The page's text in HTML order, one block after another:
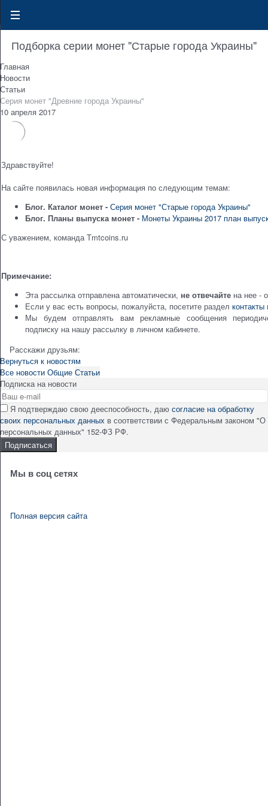
Подборка серии монет "Старые города Украины"
Главная
Новости
Статьи
Серия монет "Древние города Украины"
10 апреля 2017
Здравствуйте!
На сайте появилась новая информация по следующим темам:
Блог. Каталог монет - Серия монет "Старые города Украины"
Блог. Планы выпуска монет - Монеты Украины 2017 план
С уважением, команда Tmtcoins.ru
Примечание:
Эта рассылка отправлена автоматически, не отвечайте на нее -
Если у вас есть вопросы, пожалуйста, посетите раздел контакты
Мы будем отправлять вам рекламные сообщения
подписку на нашу рассылку в личном кабинете.
Расскажи друзьям:
Вернуться к новостям
Все новости Общие Статьи
Подписка на новости
Я подтверждаю свою дееспособность, даю согласие на обработку
своих персональных данных в соответствии с Федеральным законом "О
персональных данных" 152-ФЗ РФ.
Мы в соц сетях
Полная версия сайта